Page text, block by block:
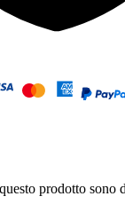
prodotto sono